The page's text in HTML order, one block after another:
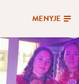
MENYJE